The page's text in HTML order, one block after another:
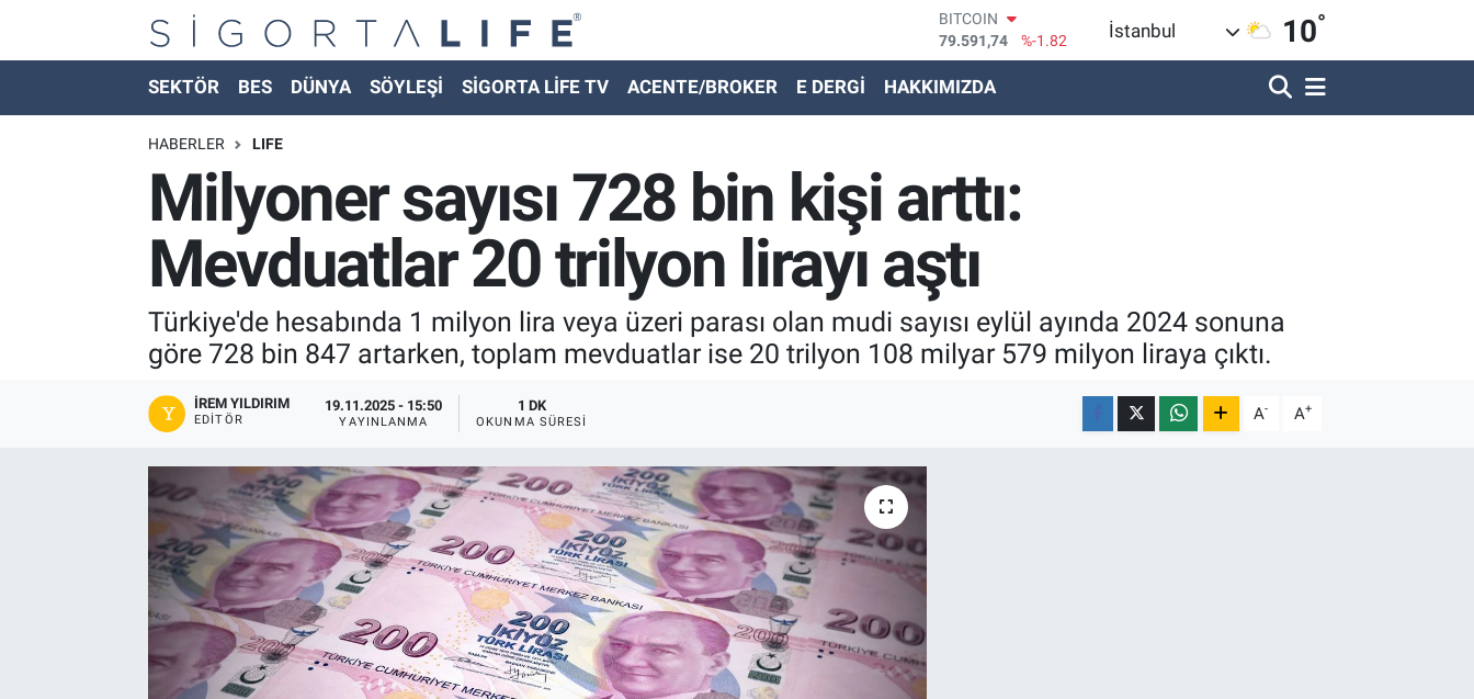
DOLAR
45,43620
%0.02
EURO
53,38690
6862,09000
BİST100
14.598,00
%0
İstanbul 10°
SEKTÖR BES DÜNYA SÖYLEŞİ SİGORTA LİFE TV ACENTE/BROKER E DERGİ HAKKIMIZDA
HABERLER LIFE
Milyoner sayısı 728 bin kişi arttı:
Mevduatlar 20 trilyon lirayı aştı
Türkiye'de hesabında 1 milyon lira veya üzeri parası olan mudi sayısı eylül ayında 2024 sonuna
göre 728 bin 847 artarken, toplam mevduatlar ise 20 trilyon 108 milyar 579 milyon liraya çıktı.
İREM YILDIRIM
EDITÖR
19.11.2025 - 15:50
YAYINLANMA
1 DK
OKUNMA SÜRESI A- A+
Nöbetçi Eczaneler
Hava Durumu
Namaz Vakitleri
Trafik Durumu
Süper Lig Puan Durumu ve Fikstür
Tüm Manşetler
Son Dakika Haberleri